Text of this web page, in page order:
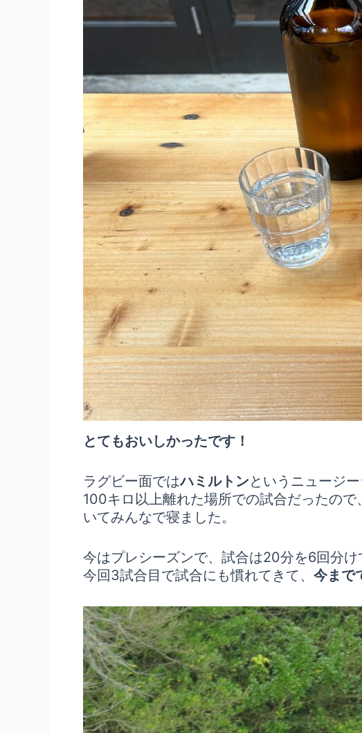
とてもおいしかったです！
ラグビー面ではハミルトンというニュージ
100キロ以上離れた場所での試合だったの
いてみんなで寝ました。
今はプレシーズンで、試合は20分を6回分
今回3試合目で試合にも慣れてきて、 今まで